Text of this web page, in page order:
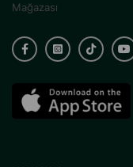
Mağazası